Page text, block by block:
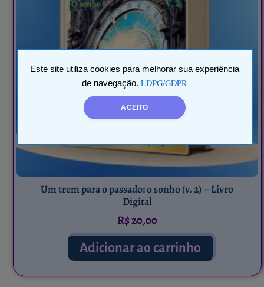
Este site utiliza cookies para melhorar sua experiência
de navegação. LDPG/GDPR
ACEITO
Um trem para o passado: o sonho (v. 2) – Livro
Digital
R$20,00
Adicionar ao carrinho